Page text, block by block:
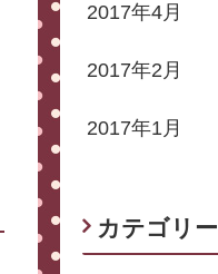
2017年4月
2017年2月
2017年1月
カテゴリー